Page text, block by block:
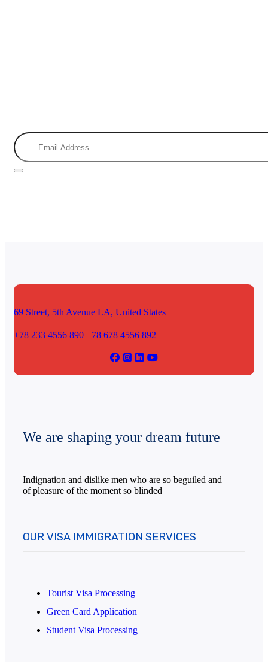
69 Street, 5th Avenue LA, United States
+78 233 4556 890 +78 678 4556 892
We are shaping your dream future
Indignation and dislike men who are so beguiled and
of pleasure of the moment so blinded
OUR VISA IMMIGRATION SERVICES
Tourist Visa Processing
Green Card Application
Student Visa Processing